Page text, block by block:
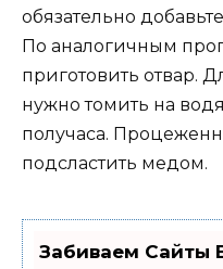
обязательно
По аналогичным
приготовить отвар.
нужно томить на
получаса.
подсластить медом.
Забиваем